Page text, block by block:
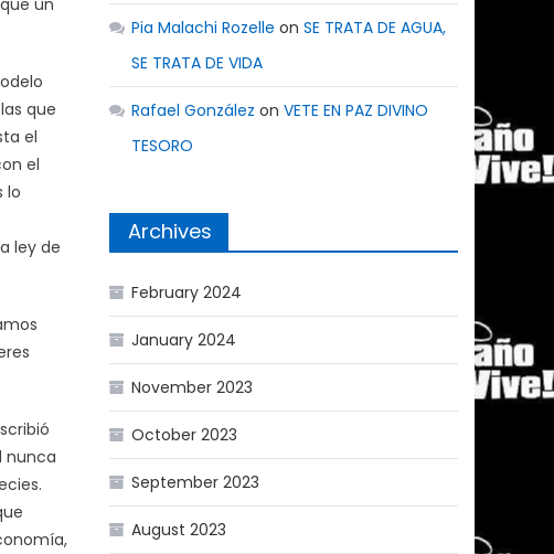
que
el
el
lo
ley de
nunca
Pia Malachi Rozelle onSE TRATA DE AGUA,
SE TRATA DE VIDA
Rafael González onVETE EN PAZ DIVINO
TESORO
Archives
February 2024
January 2024
November 2023
October 2023
September 2023
August 2023